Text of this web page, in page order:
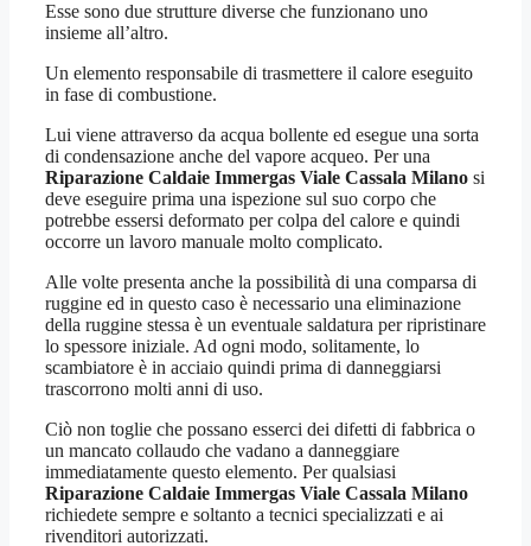
Esse sono due strutture diverse che funzionano uno
insieme all’altro.
Un elemento responsabile di trasmettere il calore eseguito
in fase di combustione.
Lui viene attraverso da acqua bollente ed esegue una sorta
di condensazione anche del vapore acqueo. Per una
Riparazione Caldaie Immergas Viale Cassala Milano si
deve eseguire prima una ispezione sul suo corpo che
potrebbe essersi deformato per colpa del calore e quindi
occorre un lavoro manuale molto complicato.
Alle volte presenta anche la possibilità di una comparsa di
ruggine ed in questo caso è necessario una eliminazione
della ruggine stessa è un eventuale saldatura per ripristinare
lo spessore iniziale. Ad ogni modo, solitamente, lo
scambiatore è in acciaio quindi prima di danneggiarsi
trascorrono molti anni di uso.
Ciò non toglie che possano esserci dei difetti di fabbrica o
un mancato collaudo che vadano a danneggiare
immediatamente questo elemento. Per qualsiasi
Riparazione Caldaie Immergas Viale Cassala Milano
richiedete sempre e soltanto a tecnici specializzati e ai
rivenditori autorizzati.